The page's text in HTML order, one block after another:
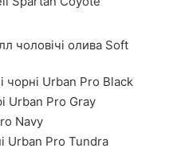
чоловічі олива Soft
чорні Urban Pro Black
Urban Pro Gray
Navy
Urban Pro Tundra